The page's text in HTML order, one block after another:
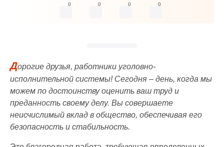
0 0 0 0
Дорогие друзья, работники уголовно-
исполнительной системы! Сегодня – день, когда мы
можем по достоинству оценить ваш труд и
преданность своему делу. Вы совершаете
неисчислимый вклад в общество, обеспечивая его
безопасность и стабильность.